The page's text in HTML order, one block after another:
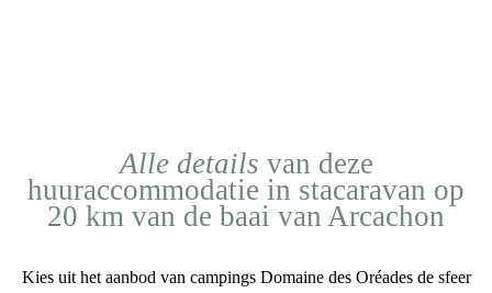
Alle details van deze
huuraccommodatie in stacaravan op
20 km van de baai van Arcachon
Kies uit het aanbod van campingsDomaine des Oréades de sfeer